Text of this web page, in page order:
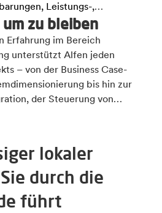
Leistungs-,
Verfügbarkeitsgarantien
Lebensdauer.
um zu bleiben
Erfahrung im Bereich
unterstützt Alfen jeden
– von der Business Case-
bis hin zur
der Steuerung von
lokaler
durch die
führt